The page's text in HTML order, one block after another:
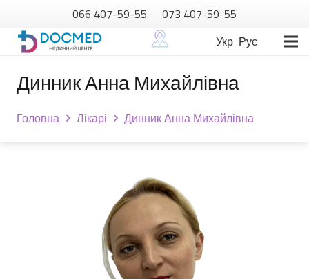
066 407-59-55
073 407-59-55
Укр Рус
Динник Анна Михайлівна
Головна Лікарі Динник Анна Михайлівна